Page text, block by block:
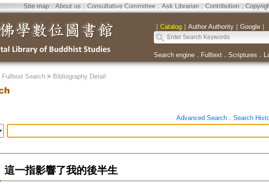
Site map．About us ． Consultative Committee． Ask Librarian． Contribution．
｜ Catalog｜ Author Authority｜ Google｜
Search engine． Fulltext． Scriptures ．
Fulltext Search> Bibliography Detail
Advanced Search． Search
這一指影響了我的後半生